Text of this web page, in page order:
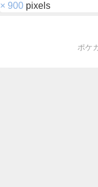
× 900 pixels
ポケ